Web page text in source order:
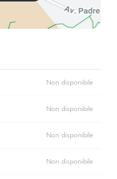
Non disponibile
Non disponibile
Non disponibile
Non disponibile